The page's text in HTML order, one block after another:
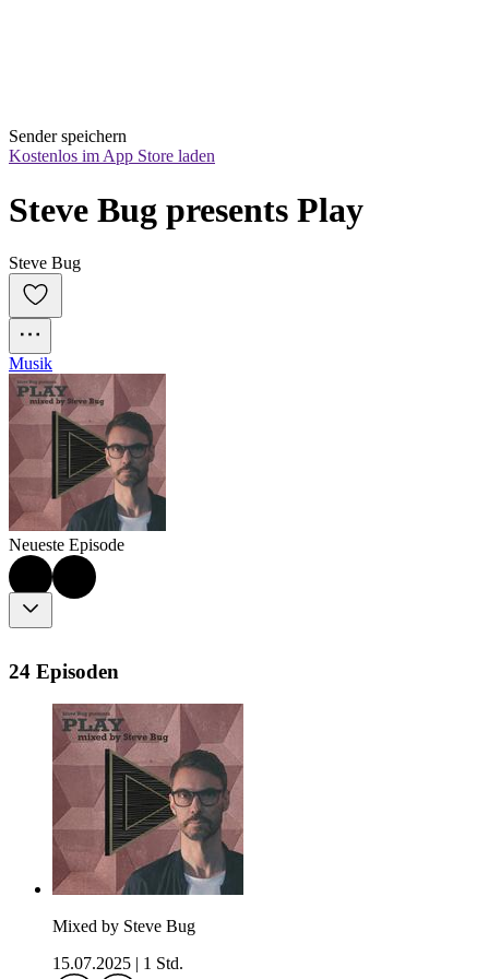
Sender speichern
Kostenlos im App Store laden
Steve Bug presents Play
Steve Bug
Musik
Neueste Episode
24 Episoden
Mixed by Steve Bug
15.07.2025
1 Std.